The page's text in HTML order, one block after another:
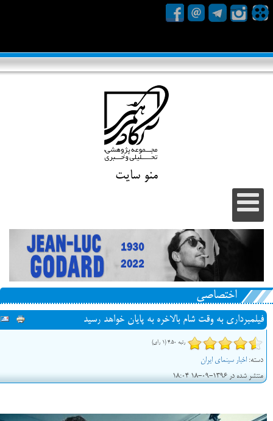
منو سایت
اختصاصی
فیلمبرداری به وقت شام بالاخره به پایان خواهد رسید
رتبه 4.50 (1 رای)
دسته: اخبار سینمای ایران
منتشر شده در 1396-09-18 18:04